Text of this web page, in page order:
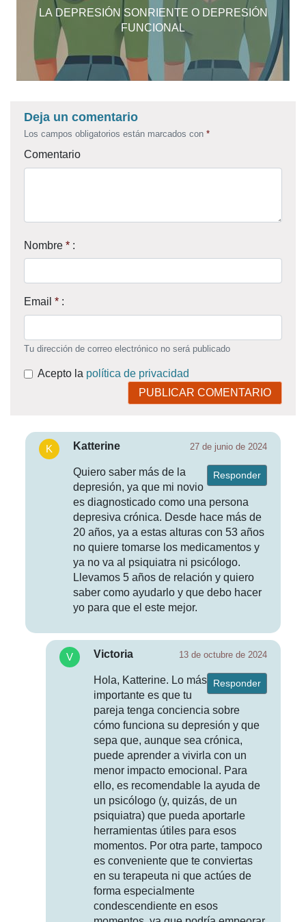
LA DEPRESIÓN SONRIENTE O DEPRESIÓN
FUNCIONAL
Deja un comentario
Los campos obligatorios están marcados con *
Comentario
Nombre * :
Email * :
Tu dirección de correo electrónico no será publicado
Acepto la política de privacidad
PUBLICAR COMENTARIO
27 de junio de 2024
Katterine
Responder
Quiero saber más de la
depresión, ya que mi novio
es diagnosticado como una persona
depresiva crónica. Desde hace más de
20 años, ya a estas alturas con 53 años
no quiere tomarse los medicamentos y
ya no va al psiquiatra ni psicólogo.
Llevamos 5 años de relación y quiero
saber como ayudarlo y que debo hacer
yo para que el este mejor.
13 de octubre de 2024
Victoria
Responder
Hola, Katterine. Lo más
importante es que tu
pareja tenga conciencia sobre
cómo funciona su depresión y que
sepa que, aunque sea crónica,
puede aprender a vivirla con un
menor impacto emocional. Para
ello, es recomendable la ayuda de
un psicólogo (y, quizás, de un
psiquiatra) que pueda aportarle
herramientas útiles para esos
momentos. Por otra parte, tampoco
es conveniente que te conviertas
en su terapeuta ni que actúes de
forma especialmente
condescendiente en esos